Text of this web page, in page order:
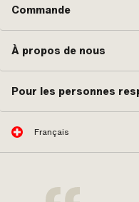
Commande
À propos de nous
Pour les personnes
Français